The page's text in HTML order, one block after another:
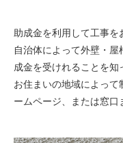
助成金を利用して工事を
自治体によって外壁・
成金を受けれることを知
お住まいの地域によっ
ームページ、または窓口